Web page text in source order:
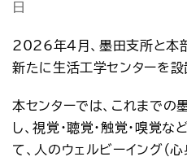
プレスリリース
日
2026年4 月、墨田支所と本
新たに生活工学センターを設
本センターでは、これまで
し、視覚・聴覚・触覚・嗅覚
て、人のウェルビーイング（